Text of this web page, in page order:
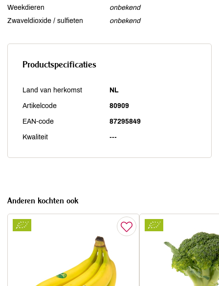
Weekdieren
onbekend
Zwaveldioxide / sulfieten
onbekend
Productspecificaties
Land van herkomst NL
Artikelcode 80909
EAN-code 87295849
Kwaliteit ---
Anderen kochten ook